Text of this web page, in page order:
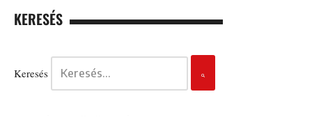
KERESÉS
Keresés